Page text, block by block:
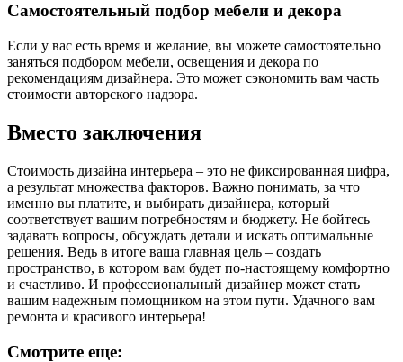
Самостоятельный подбор мебели и декора
Если у вас есть время и желание, вы можете самостоятельно
заняться подбором мебели, освещения и декора по
рекомендациям дизайнера. Это может сэкономить вам часть
стоимости авторского надзора.
Вместо заключения
Стоимость дизайна интерьера – это не фиксированная цифра,
а результат множества факторов. Важно понимать, за что
именно вы платите, и выбирать дизайнера, который
соответствует вашим потребностям и бюджету. Не бойтесь
задавать вопросы, обсуждать детали и искать оптимальные
решения. Ведь в итоге ваша главная цель – создать
пространство, в котором вам будет по-настоящему комфортно
и счастливо. И профессиональный дизайнер может стать
вашим надежным помощником на этом пути. Удачного вам
ремонта и красивого интерьера!
Смотрите еще: